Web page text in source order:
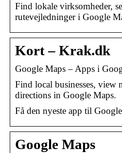
Find lokale virksomheder,
rutevejledninger i Google
Kort – Krak.dk
Google Maps – Apps i
Find local businesses, view
directions in Google Maps.
Få den nyeste app til
Google Maps